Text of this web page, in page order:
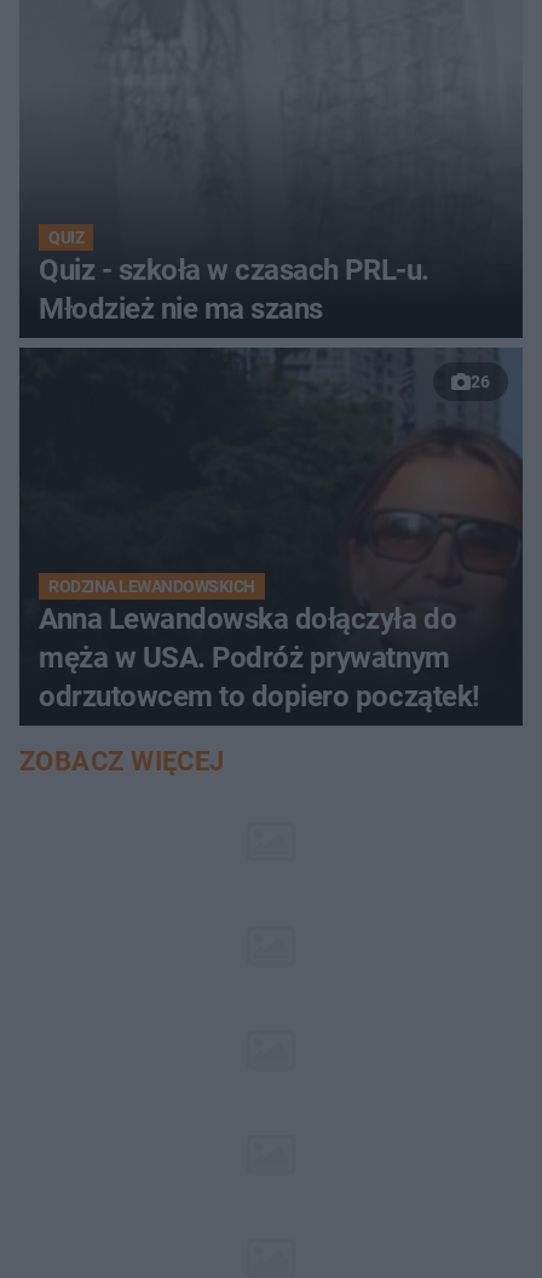
QUIZ
Quiz - szkoła w czasach PRL-u.
Młodzież nie ma szans
26
RODZINA LEWANDOWSKICH
Anna Lewandowska dołączyła do
męża w USA. Podróż prywatnym
odrzutowcem to dopiero początek!
ZOBACZ WIĘCEJ